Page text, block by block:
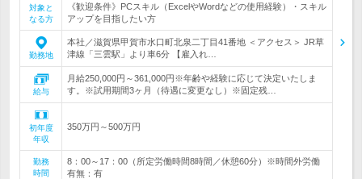
対象と
なる方
《歓迎条件》PCスキル（ExcelやWordなどの使用経験）・スキル
アップを目指したい方
勤務地
本社／滋賀県甲賀市水口町北泉二丁目41番地 ＜アクセス＞ JR草
津線「三雲駅」より車6分 【雇入れ…
給与
月給250,000円～361,000円※年齢や経験に応じて決定いたしま
す。※試用期間3ヶ月（待遇に変更なし）※固定残…
初年度
年収
350万円～500万円
勤務
時間
8：00～17：00（所定労働時間8時間／休憩60分）※時間外労働
有無：有